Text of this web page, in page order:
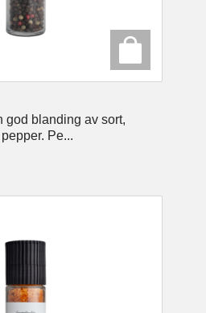
god blanding av sort,
Pe...